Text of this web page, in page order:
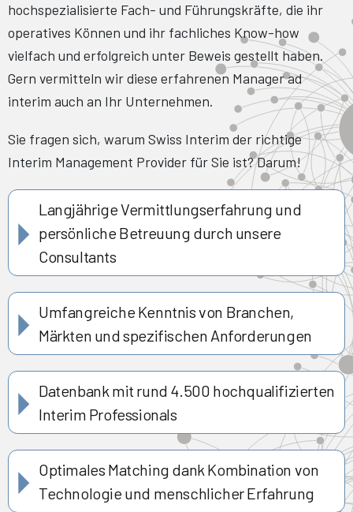
hochspezialisierte Fach- und Führungskräfte, die ihr
operatives Können und ihr fachliches Know-how
vielfach und erfolgreich unter Beweis gestellt haben.
Gern vermitteln wir diese erfahrenen Manager ad
interim auch an Ihr Unternehmen.
Sie fragen sich, warum Swiss Interim der richtige
Interim Management Provider für Sie ist? Darum!
Langjährige Vermittlungserfahrung und
persönliche Betreuung durch unsere
Consultants
Umfangreiche Kenntnis von Branchen,
Märkten und spezifischen Anforderungen
Datenbank mit rund 4.500 hochqualifizierten
Interim Professionals
Optimales Matching dank Kombination von
Technologie und menschlicher Erfahrung